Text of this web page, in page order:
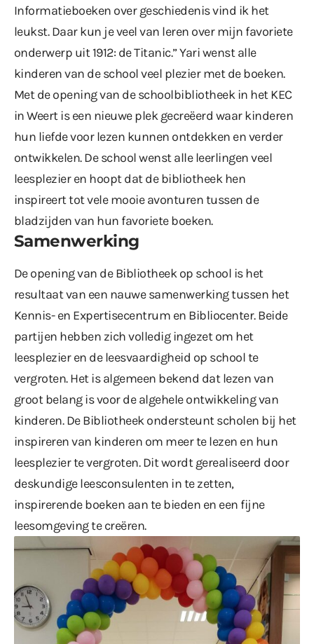
Informatieboeken over geschiedenis vind ik het
leukst. Daar kun je veel van leren over mijn favoriete
onderwerp uit 1912: de Titanic.” Yari wenst alle
kinderen van de school veel plezier met de boeken.
Met de opening van de schoolbibliotheek in het KEC
in Weert is een nieuwe plek gecreëerd waar kinderen
hun liefde voor lezen kunnen ontdekken en verder
ontwikkelen. De school wenst alle leerlingen veel
leesplezier en hoopt dat de bibliotheek hen
inspireert tot vele mooie avonturen tussen de
bladzijden van hun favoriete boeken.
Samenwerking
De opening van de Bibliotheek op school is het
resultaat van een nauwe samenwerking tussen het
Kennis- en Expertisecentrum en Bibliocenter. Beide
partijen hebben zich volledig ingezet om het
leesplezier en de leesvaardigheid op school te
vergroten. Het is algemeen bekend dat lezen van
groot belang is voor de algehele ontwikkeling van
kinderen. De Bibliotheek ondersteunt scholen bij het
inspireren van kinderen om meer te lezen en hun
leesplezier te vergroten. Dit wordt gerealiseerd door
deskundige leesconsulenten in te zetten,
inspirerende boeken aan te bieden en een fijne
leesomgeving te creëren.